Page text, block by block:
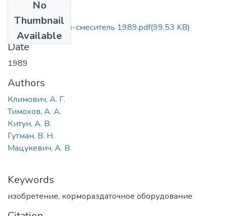
No
Thumbnail
Available
Кормораздатчик-смеситель 1989.pdf(99.53 KB)
Date
1989
Authors
Климович, А. Г.
Тимохов, А. А.
Китун, А. В.
Гутман, В. Н.
Мацукевич, А. В.
Keywords
изобретение, кормораздаточное оборудование